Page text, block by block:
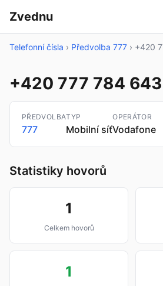
Zvednu
Telefonní čísla › Předvolba 777 › +420
+420 777 784 643
PŘEDVOLBA
777
TYP
Mobilní síť
OPERÁTOR
Vodafone
Statistiky hovorů
1
Celkem hovorů
1